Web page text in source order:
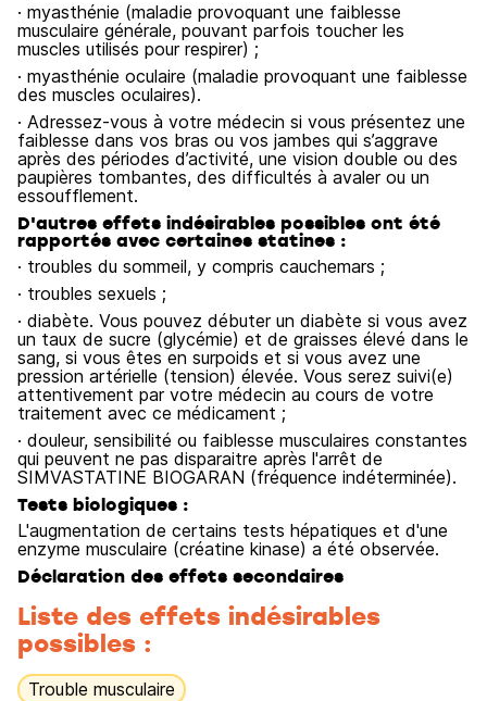
· myasthénie (maladie provoquant une faiblesse
musculaire générale, pouvant parfois toucher les
muscles utilisés pour respirer) ;
· myasthénie oculaire (maladie provoquant une faiblesse
des muscles oculaires).
· Adressez-vous à votre médecin si vous présentez une
faiblesse dans vos bras ou vos jambes qui s’aggrave
après des périodes d’activité, une vision double ou des
paupières tombantes, des difficultés à avaler ou un
essoufflement.
D'autres effets indésirables possibles ont été
rapportés avec certaines statines :
· troubles du sommeil, y compris cauchemars ;
· troubles sexuels ;
· diabète. Vous pouvez débuter un diabète si vous avez
un taux de sucre (glycémie) et de graisses élevé dans le
sang, si vous êtes en surpoids et si vous avez une
pression artérielle (tension) élevée. Vous serez suivi(e)
attentivement par votre médecin au cours de votre
traitement avec ce médicament ;
· douleur, sensibilité ou faiblesse musculaires constantes
qui peuvent ne pas disparaitre après l'arrêt de
SIMVASTATINE BIOGARAN (fréquence indéterminée).
Tests biologiques :
L'augmentation de certains tests hépatiques et d'une
enzyme musculaire (créatine kinase) a été observée.
Déclaration des effets secondaires
Liste des effets indésirables
possibles :
Trouble musculaire